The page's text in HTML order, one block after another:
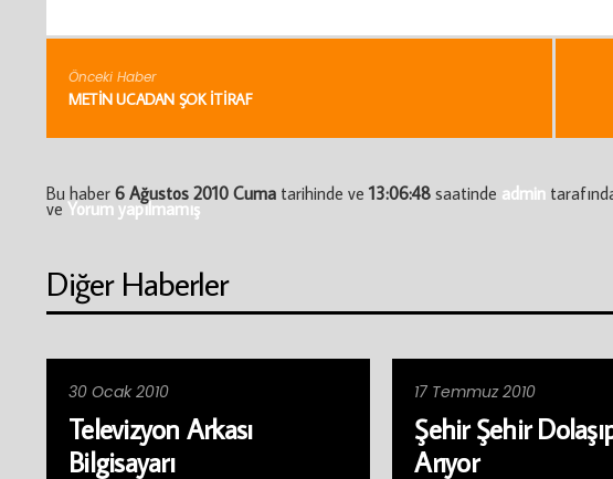
Önceki Haber
METIN UCADAN ŞOK ITIRAF
Bu haber 6 Ağustos 2010 Cuma tarihinde ve 13:06:48 saatinde admin
ve Yorum yapılmamış
Diğer Haberler
30 Ocak 2010
Televizyon Arkası
Bilgisayarı
17 Temmuz 2010
Şehir Şehir
Arıyor